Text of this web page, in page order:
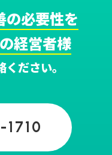
の必要性を
経営者様
ださい。